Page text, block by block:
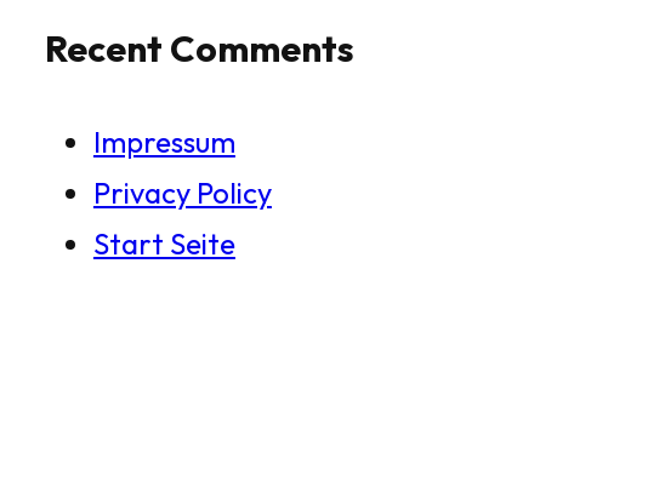
Recent Comments
Impressum
Privacy Policy
Start Seite